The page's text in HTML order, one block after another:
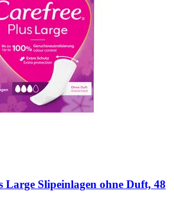
Large Slipeinlagen ohne Duft, 48